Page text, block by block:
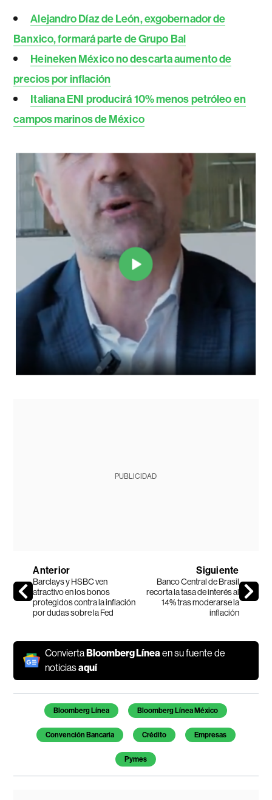
Alejandro Díaz de León, exgobernador de
Banxico, formará parte de Grupo Bal
Heineken México no descarta aumento de
precios por inflación
Italiana ENI producirá 10% menos petróleo en
campos marinos de México
PUBLICIDAD
Anterior
Barclays y HSBC ven
atractivo en los bonos
protegidos contra la inflación
por dudas sobre la Fed
Siguiente
Banco Central de Brasil
recorta la tasa de interés al
14% tras moderarse la
inflación
ConviertaBloomberg Línea en su fuente de
noticiasaquí
Temas de este artículo
Bloomberg Línea Bloomberg Línea México
Convención Bancaria Crédito Empresas
Pymes